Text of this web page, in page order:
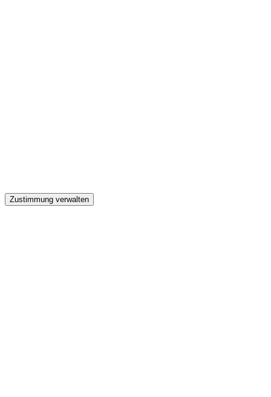
Zustimmung verwalten